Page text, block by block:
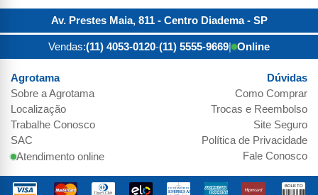
Av. Prestes Maia, 811 - Centro Diadema- SP
Vendas:(11) 4053-0120-(11) 5555-9669| Online
Agrotama
Sobre aAgrotama
Localização
Trabalhe Conosco
SAC
Atendimento online
Dúvidas
Como Comprar
Trocas e Reembolso
Site Seguro
Política de Privacidade
Fale Conosco